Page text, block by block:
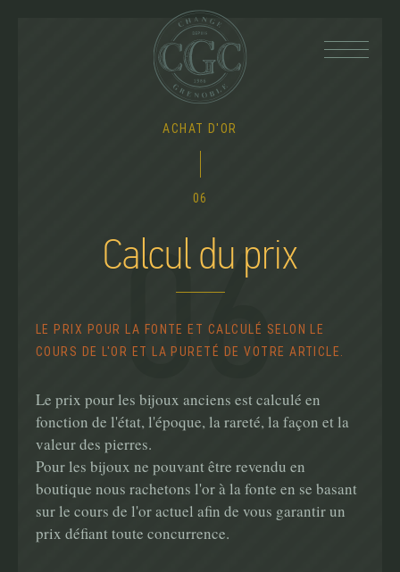
06
ACHAT D'OR
06
Calcul du prix
LE PRIX POUR LA FONTE ET CALCULÉ SELON LE
COURS DE L'OR ET LA PURETÉ DE VOTRE ARTICLE.
Le prix pour les bijoux anciens est calculé en
fonction de l'état, l'époque, la rareté, la façon et la
valeur des pierres.
Pour les bijoux ne pouvant être revendu en
boutique nous rachetons l'or à la fonte en se basant
sur le cours de l'or actuel afin de vous garantir un
prix défiant toute concurrence.